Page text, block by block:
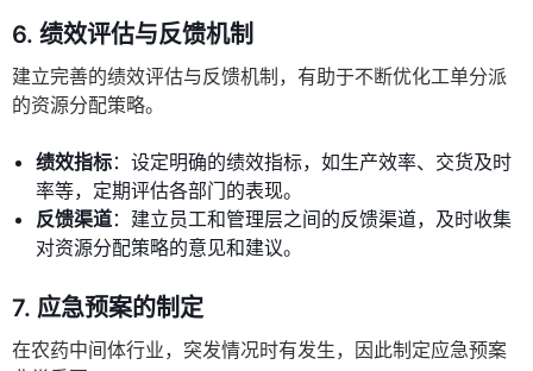
6. 绩效评估与反馈机制
建立完善的绩效评估与反馈机制，有助于不断优化工单分派
的资源分配策略。
绩效指标：设定明确的绩效指标，如生产效率、交货及时
率等，定期评估各部门的表现。
反馈渠道：建立员工和管理层之间的反馈渠道，及时收集
对资源分配策略的意见和建议。
7. 应急预案的制定
在农药中间体行业，突发情况时有发生，因此制定应急预案